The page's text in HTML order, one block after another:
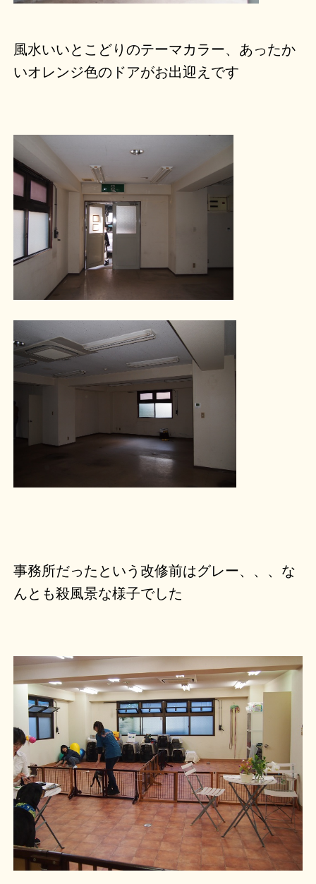
風水いいとこどりのテーマカラー、あったか
いオレンジ色のドアがお出迎えです
事務所だったという改修前はグレー、、、な
んとも殺風景な様子でした